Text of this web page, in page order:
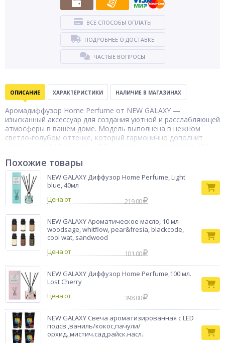
ВСЕ СПОСОБЫ ОПЛАТЫ
ПОДРОБНЕЕ О ДОСТАВКЕ
ЧАСТЫЕ ВОПРОСЫ
ОПИСАНИЕ ХАРАКТЕРИСТИКИ НАЛИЧИЕ В МАГАЗИНАХ
Аромадиффузор Home Perfume от NEW GALAXY —
изысканный аксессуар для создания уютной и расслабляющей
атмосферы в вашем доме. Модель выполнена в нежном
светло-голубом оттенке, который гармонично дополнит
распространение тонкого ненавязчивого аромата без
необходимости подключения к электросети или
использования открытого огня. Компактные размеры
позволяют легко разместить диффузор на любой
поверхности: прикроватной тумбочке, полке в ванной,
для тех, кто ценит эстетику, натуральность и долговечность
ароматов. Превратите свой дом в оазис гармонии и
комфорта с помощью этого элегантного аксессуара.
Бренд
Похожие товары
NEW GALAXY Диффузор Home Perfume, Light
blue, 40мл
Цена от
219.00
NEW GALAXY Ароматическое масло, 10 мл
woodsage, whitflow, pear&fresia, blackcode,
cool wat, sandwood
Цена от
101.00
NEW GALAXY Диффузор Home Perfume,100 мл.
Lost Cherry
Цена от
398.00
NEW GALAXY Свеча ароматизированная с LED
подсв.,ваниль/кокос,пачули/
орхид.,мистич.сад,райск.насл.